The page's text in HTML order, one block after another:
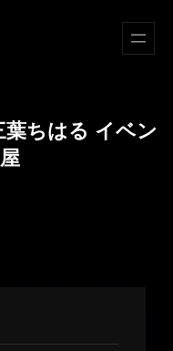
葉ちはる イベン